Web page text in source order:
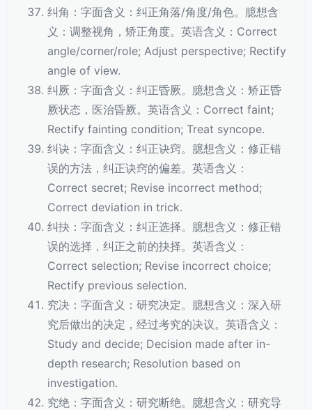
纠角：字面含义：纠正角落/角度/角色。臆想含
义：调整视角，矫正角度。英语含义：Correct
angle/corner/role; Adjust perspective; Rectify
angle of view.
纠厥：字面含义：纠正昏厥。臆想含义：矫正昏
厥状态，医治昏厥。英语含义：Correct faint;
Rectify fainting condition; Treat syncope.
纠诀：字面含义：纠正诀窍。臆想含义：修正错
误的方法，纠正诀窍的偏差。英语含义：
Correct secret; Revise incorrect method;
Correct deviation in trick.
纠抉：字面含义：纠正选择。臆想含义：修正错
误的选择，纠正之前的抉择。英语含义：
Correct selection; Revise incorrect choice;
Rectify previous selection.
究决：字面含义：研究决定。臆想含义：深入研
究后做出的决定，经过考究的决议。英语含义：
Study and decide; Decision made after in-
depth research; Resolution based on
investigation.
究绝：字面含义：研究断绝。臆想含义：研究导